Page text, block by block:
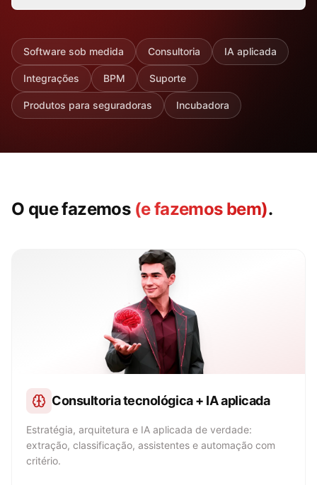
Software sob medida Consultoria IA aplicada
Integrações BPM Suporte
Produtos para seguradoras Incubadora
O que fazemos (e fazemos bem).
Consultoria tecnológica + IA aplicada
Estratégia, arquitetura e IA aplicada de verdade:
extração, classificação, assistentes e automação com
critério.